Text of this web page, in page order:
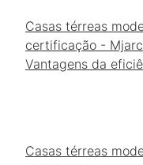
Casas térreas
certificação - Mjarc
Vantagens da
Casas térreas